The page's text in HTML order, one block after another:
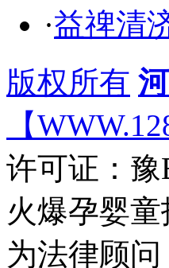
·益禆清
版权所有
【
许可证：豫
火爆孕婴
为法律顾